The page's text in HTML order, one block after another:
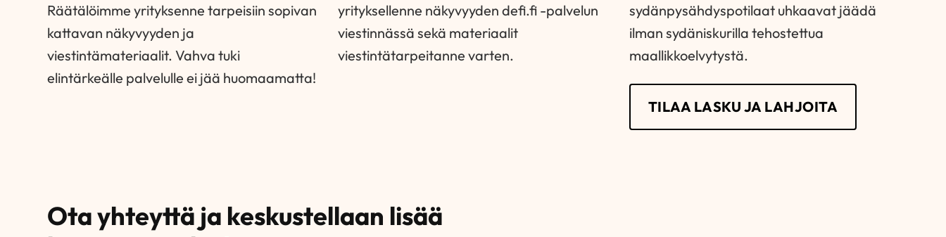
Räätälöimme yrityksenne tarpeisiin sopivan
kattavan näkyvyyden ja
viestintämateriaalit. Vahva tuki
elintärkeälle palvelulle ei jää huomaamatta!
yrityksellenne näkyvyyden defi.fi -palvelun
viestinnässä sekä materiaalit
viestintätarpeitanne varten.
sydänpysähdyspotilaat uhkaavat jäädä
ilman sydäniskurilla tehostettua
maallikkoelvytystä.
TILAA LASKU JA LAHJOITA
Ota yhteyttä ja keskustellaan lisää